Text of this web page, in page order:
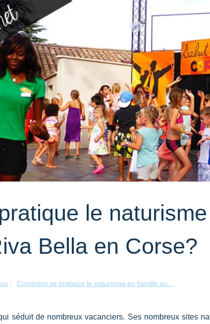
le
Bella en Corse?
Comment se pratique le naturisme en famille au...
séduit de nombreux vacanciers. Ses nombreux sites